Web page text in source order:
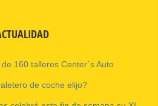
160 talleres Center´s Auto
de coche elijo?